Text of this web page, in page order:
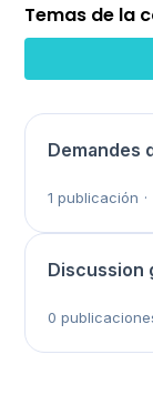
Temas de la
Demandes
1 publicación
Discussion
0